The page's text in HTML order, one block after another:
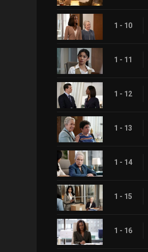
1 - 10
1 - 11
1 - 12
1 - 13
1 - 14
1 - 15
1 - 16